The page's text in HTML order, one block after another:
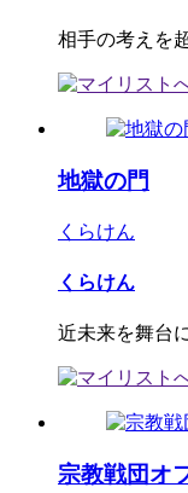
相手の考えを
地獄の門
くらけん
くらけん
近未来を舞台
宗教戦団オ